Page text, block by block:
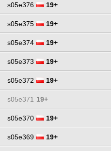
s05e376 19+
s05e375 19+
s05e374 19+
s05e373 19+
s05e372 19+
s05e371 19+
s05e370 19+
s05e369 19+